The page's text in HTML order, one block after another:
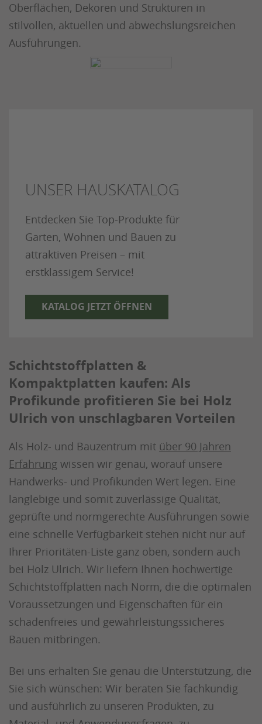
Oberflächen, Dekoren und Strukturen in
stilvollen, aktuellen und abwechslungsreichen
Ausführungen.
UNSER HAUSKATALOG
Entdecken Sie Top-Produkte für
Garten, Wohnen und Bauen zu
attraktiven Preisen – mit
erstklassigem Service!
KATALOG JETZT ÖFFNEN
Schichtstoffplatten &
Kompaktplatten kaufen: Als
Profikunde profitieren Sie bei Holz
Ulrich von unschlagbaren Vorteilen
Als Holz- und Bauzentrum mit über 90 Jahren
Erfahrung wissen wir genau, worauf unsere
Handwerks- und Profikunden Wert legen. Eine
langlebige und somit zuverlässige Qualität,
geprüfte und normgerechte Ausführungen sowie
eine schnelle Verfügbarkeit stehen nicht nur auf
Ihrer Prioritäten-Liste ganz oben, sondern auch
bei Holz Ulrich. Wir liefern Ihnen hochwertige
Schichtstoffplatten nach Norm, die die optimalen
Voraussetzungen und Eigenschaften für ein
schadenfreies und gewährleistungssicheres
Bauen mitbringen.
Bei uns erhalten Sie genau die Unterstützung, die
Sie sich wünschen: Wir beraten Sie fachkundig
und ausführlich zu unseren Produkten, zu